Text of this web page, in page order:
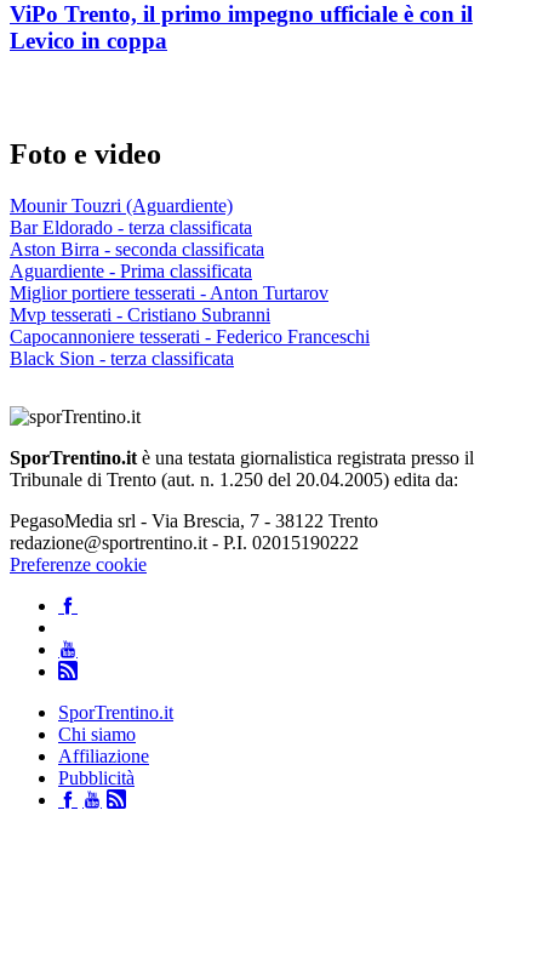
ViPo Trento, il primo impegno ufficiale è con il
Levico in coppa
Foto e video
Mounir Touzri (Aguardiente)
Bar Eldorado - terza classificata
Aston Birra - seconda classificata
Aguardiente - Prima classificata
Miglior portiere tesserati - Anton Turtarov
Mvp tesserati - Cristiano Subranni
Capocannoniere tesserati - Federico Franceschi
Black Sion - terza classificata
SporTrentino.it è una testata giornalistica registrata presso il
Tribunale di Trento (aut. n. 1.250 del 20.04.2005) edita da:
PegasoMedia srl - Via Brescia, 7 - 38122 Trento
redazione@sportrentino.it - P.I. 02015190222
Preferenze cookie
SporTrentino.it
Chi siamo
Affiliazione
Pubblicità